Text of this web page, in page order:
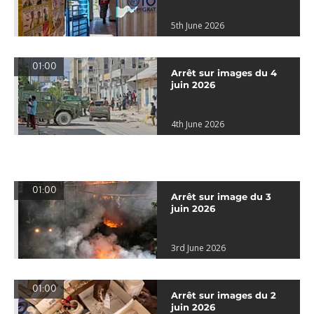
5th June 2026
01:00
Arrêt sur images du 4
juin 2026
4th June 2026
01:00
Arrêt sur image du 3
juin 2026
3rd June 2026
01:00
Arrêt sur images du 2
juin 2026